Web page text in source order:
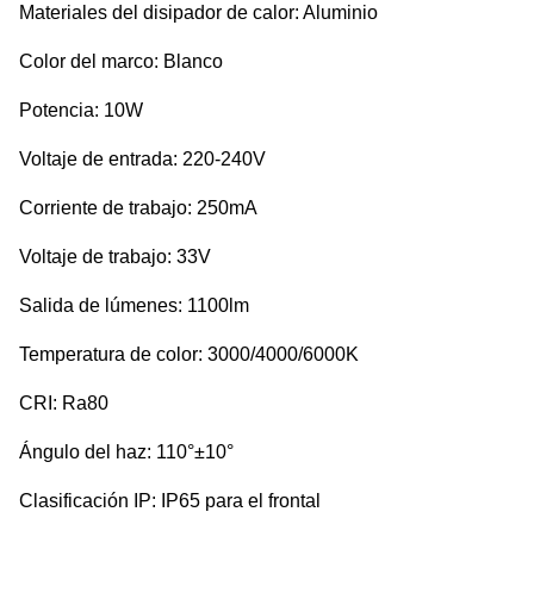
Materiales del disipador de calor: Aluminio
Color del marco: Blanco
Potencia: 10W
Voltaje de entrada: 220-240V
Corriente de trabajo: 250mA
Voltaje de trabajo: 33V
Salida de lúmenes: 1100lm
Temperatura de color: 3000/4000/6000K
CRI: Ra80
Ángulo del haz: 110°±10°
Clasificación IP: IP65 para el frontal